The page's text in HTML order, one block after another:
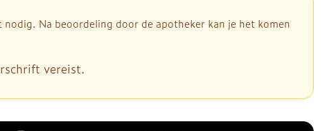
Na beoordeling door de apotheker kan je het komen
vereist.